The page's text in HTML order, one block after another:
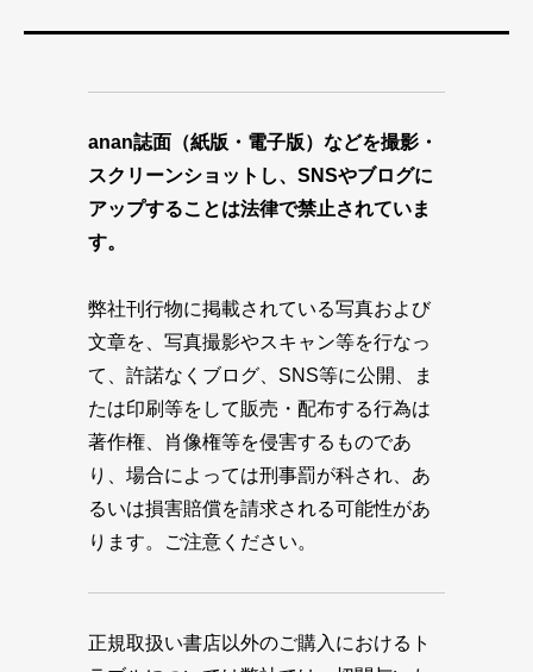
anan誌面（紙版・電子版）などを撮影・
スクリーンショットし、SNSやブログに
アップすることは法律で禁止されていま
す。
弊社刊行物に掲載されている写真および
文章を、写真撮影やスキャン等を行なっ
て、許諾なくブログ、SNS等に公開、ま
たは印刷等をして販売・配布する行為は
著作権、肖像権等を侵害するものであ
り、場合によっては刑事罰が科され、あ
るいは損害賠償を請求される可能性があ
ります。ご注意ください。
正規取扱い書店以外のご購入におけるト